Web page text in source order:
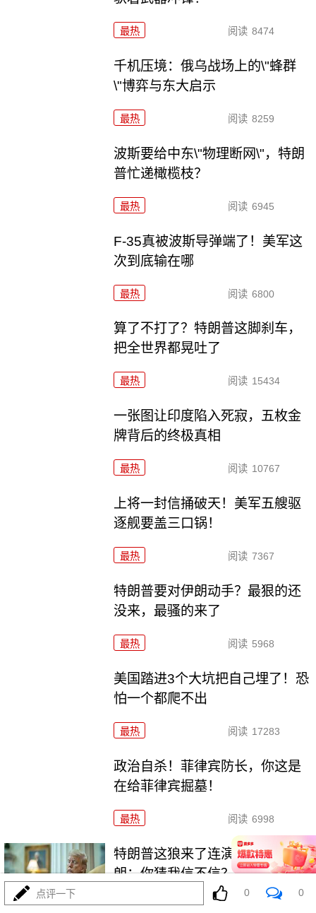
最热 阅读 8474
千机压境：俄乌战场上的\"蜂群
\"博弈与东大启示
最热 阅读 8259
波斯要给中东\"物理断网\"，特朗
普忙递橄榄枝？
最热 阅读 6945
F-35真被波斯导弹端了！美军这
次到底输在哪
最热 阅读 6800
算了不打了？特朗普这脚刹车，
把全世界都晃吐了
最热 阅读 15434
一张图让印度陷入死寂，五枚金
牌背后的终极真相
最热 阅读 10767
上将一封信捅破天！美军五艘驱
逐舰要盖三口锅！
最热 阅读 7367
特朗普要对伊朗动手？最狠的还
没来，最骚的来了
最热 阅读 5968
美国踏进3个大坑把自己埋了！恐
怕一个都爬不出
最热 阅读 17283
政治自杀！菲律宾防长，你这是
在给菲律宾掘墓！
最热 阅读 6998
特朗普这狼来了连演十遍，伊
朗：你猜我信不信？
最热
点评一下 0 0